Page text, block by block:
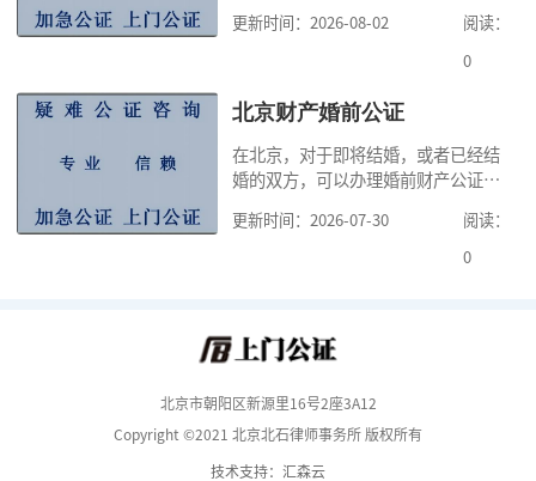
高公证事项的效力，固定证据，但是
很多人不知道在北京办理公证需要多
家，办理公证的时候除了需要按照公
道北京公证需要什么材料,北京公证需
要多少钱？北京公
更新时间：2026-08-02
阅读：
0
北京财产婚前公证
在北京，对于即将结婚，或者已经结
婚的双方，可以办理婚前财产公证，
式，可以避免个人财产引发的纠纷，
但是，在北京办理婚前财产公证，除
京婚前财产公证机构？了解这些不仅
更新时间：2026-07-30
阅读：
0
北京市朝阳区新源里16号2座3A12
Copyright ©2021 北京北石律师事务所 版权所有
技术支持：汇森云